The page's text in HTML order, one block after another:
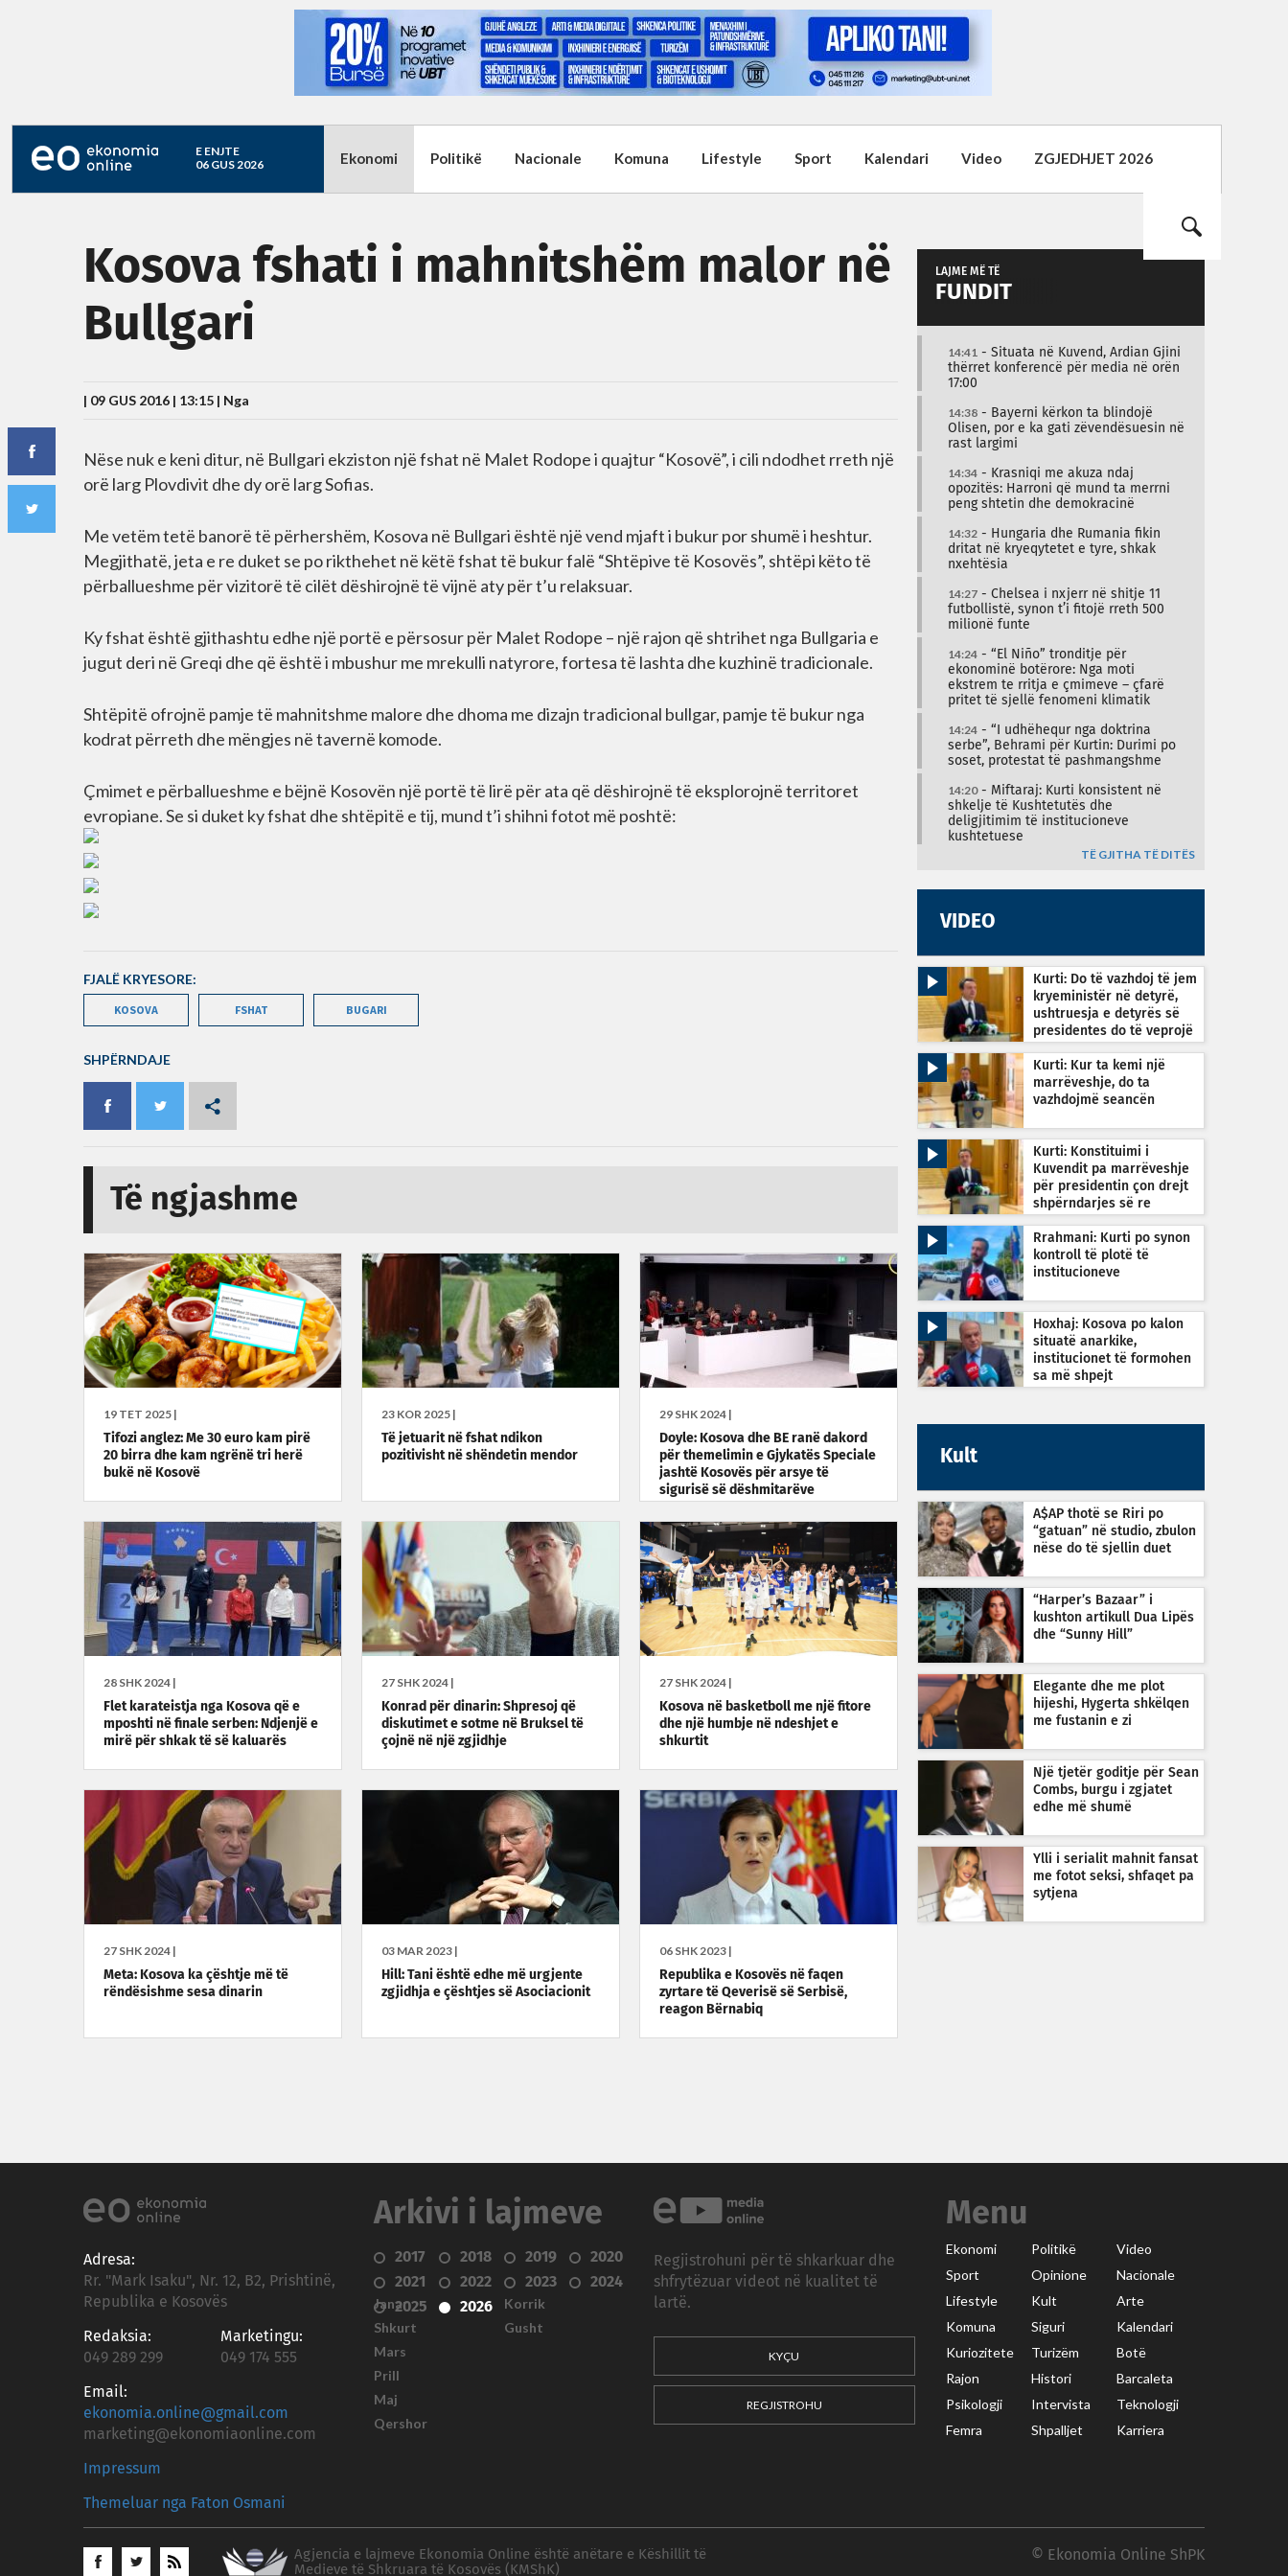
E ENJTE
06 GUS 2026
Ekonomi Politikë Nacionale Komuna Lifestyle Sport Kalendari Video ZGJEDHJET 2026
Kosova fshati i mahnitshëm malor në
Bullgari
| 09 GUS 2016 | 13:15 | Nga
Nëse nuk e keni ditur, në Bullgari ekziston një fshat në Malet Rodope i quajtur “Kosovë”, i cili ndodhet rreth një
orë larg Plovdivit dhe dy orë larg Sofias.
Me vetëm tetë banorë të përhershëm, Kosova në Bullgari është një vend mjaft i bukur por shumë i heshtur.
Megjithatë, jeta e re duket se po rikthehet në këtë fshat të bukur falë “Shtëpive të Kosovës”, shtëpi këto të
përballueshme për vizitorë të cilët dëshirojnë të vijnë aty për t’u relaksuar.
Ky fshat është gjithashtu edhe një portë e përsosur për Malet Rodope – një rajon që shtrihet nga Bullgaria e
jugut deri në Greqi dhe që është i mbushur me mrekulli natyrore, fortesa të lashta dhe kuzhinë tradicionale.
Shtëpitë ofrojnë pamje të mahnitshme malore dhe dhoma me dizajn tradicional bullgar, pamje të bukur nga
kodrat përreth dhe mëngjes në tavernë komode.
Çmimet e përballueshme e bëjnë Kosovën një portë të lirë për ata që dëshirojnë të eksplorojnë territoret
evropiane. Se si duket ky fshat dhe shtëpitë e tij, mund t’i shihni fotot më poshtë:
FJALË KRYESORE:
KOSOVA FSHAT BUGARI
SHPËRNDAJE
Të ngjashme
19 TET 2025 |
Tifozi anglez: Me 30 euro kam pirë
20 birra dhe kam ngrënë tri herë
bukë në Kosovë
23 KOR 2025 |
Të jetuarit në fshat ndikon
pozitivisht në shëndetin mendor
29 SHK 2024 |
Doyle: Kosova dhe BE ranë dakord
për themelimin e Gjykatës Speciale
jashtë Kosovës për arsye të
sigurisë së dëshmitarëve
28 SHK 2024 |
Flet karateistja nga Kosova që e
mposhti në finale serben: Ndjenjë e
mirë për shkak të së kaluarës
27 SHK 2024 |
Konrad për dinarin: Shpresoj që
diskutimet e sotme në Bruksel të
çojnë në një zgjidhje
27 SHK 2024 |
Kosova në basketboll me një fitore
dhe një humbje në ndeshjet e
shkurtit
27 SHK 2024 |
Meta: Kosova ka çështje më të
rëndësishme sesa dinarin
03 MAR 2023 |
Hill: Tani është edhe më urgjente
zgjidhja e çështjes së Asociacionit
06 SHK 2023 |
Republika e Kosovës në faqen
zyrtare të Qeverisë së Serbisë,
reagon Bërnabiq
LAJME MË TË
FUNDIT
14:41 - Situata në Kuvend, Ardian Gjini
thërret konferencë për media në orën
17:00
14:38 - Bayerni kërkon ta blindojë
Olisen, por e ka gati zëvendësuesin në
rast largimi
14:34 - Krasniqi me akuza ndaj
opozitës: Harroni që mund ta merrni
peng shtetin dhe demokracinë
14:32 - Hungaria dhe Rumania fikin
dritat në kryeqytetet e tyre, shkak
nxehtësia
14:27 - Chelsea i nxjerr në shitje 11
futbollistë, synon t’i fitojë rreth 500
milionë funte
14:24 - “El Niño” tronditje për
ekonominë botërore: Nga moti
ekstrem te rritja e çmimeve – çfarë
pritet të sjellë fenomeni klimatik
14:24 - “I udhëhequr nga doktrina
serbe”, Behrami për Kurtin: Durimi po
soset, protestat të pashmangshme
14:20- Miftaraj: Kurti konsistent në
shkelje të Kushtetutës dhe
deligjitimim të institucioneve
kushtetuese
TË GJITHA TË DITËS
VIDEO
Kurti: Do të vazhdoj të jem
kryeministër në detyrë,
ushtruesja e detyrës së
presidentes do të veprojë
Kurti: Kur ta kemi një
marrëveshje, do ta
vazhdojmë seancën
Kurti: Konstituimi i
Kuvendit pa marrëveshje
për presidentin çon drejt
shpërndarjes së re
Rrahmani: Kurti po synon
kontroll të plotë të
institucioneve
Hoxhaj: Kosova po kalon
situatë anarkike,
institucionet të formohen
sa më shpejt
Kult
A$AP thotë se Riri po
“gatuan” në studio, zbulon
nëse do të sjellin duet
“Harper’s Bazaar” i
kushton artikull Dua Lipës
dhe “Sunny Hill”
Elegante dhe me plot
hijeshi, Hygerta shkëlqen
me fustanin e zi
Një tjetër goditje për Sean
Combs, burgu i zgjatet
edhe më shumë
Ylli i serialit mahnit fansat
me fotot seksi, shfaqet pa
sytjena
Adresa:
Rr. "Mark Isaku", Nr. 12, B2, Prishtinë,
Republika e Kosovës
Redaksia:
049 289 299
Marketingu:
049 174 555
Email:
ekonomia.online@gmail.com
marketing@ekonomiaonline.com
Impressum
Themeluar nga Faton Osmani
Arkivi i lajmeve
2017 2018 2019
2020
2021
2022 2023
2024
2025
2026
Janar
Shkurt
Mars
Prill
Maj
Qershor
Korrik
Gusht
Regjistrohuni për të shkarkuar dhe
shfrytëzuar videot në kualitet të
lartë.
KYÇU
REGJISTROHU
Menu
Ekonomi Politikë
Video
Sport
Opinione
Nacionale
Lifestyle
Kult
Arte
Komuna
Siguri
Kalendari
Kuriozitete
Turizëm
Botë
Rajon
Histori
Barcaleta
Psikologji
Intervista
Teknologji
Femra
Shpalljet Karriera
Agjencia e lajmeve Ekonomia Online është anëtare e Këshillit të
Medieve të Shkruara të Kosovës (KMShK)
© Ekonomia Online ShPK